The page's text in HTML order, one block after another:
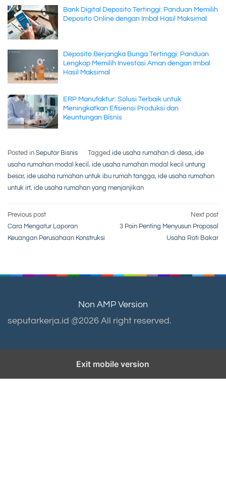
Bank Digital Deposito Tertinggi: Panduan Memilih
Deposito Online dengan Imbal Hasil Maksimal
Deposito Berjangka Bunga Tertinggi: Panduan
Lengkap Memilih Investasi Aman dengan Imbal
Hasil Maksimal
ERP Manufaktur: Solusi Terbaik untuk
Meningkatkan Efisiensi Produksi dan
Keuntungan Bisnis
Posted in Seputar Bisnis Tagged ide usaha rumahan di desa, ide
usaha rumahan modal kecil , ide usaha rumahan modal kecil untung
besar, ide usaha rumahan untuk ibu rumah tangga, ide usaha rumahan
untuk irt, ide usaha rumahan yang menjanjikan
Post
navigation
Previous post
Cara Mengatur Laporan
Keuangan Perusahaan Konstruksi
Next post
3 Poin Penting Menyusun Proposal
Usaha Roti Bakar
Non AMP Version
seputarkerja.id @2026 All right reserved.
Exit mobile version